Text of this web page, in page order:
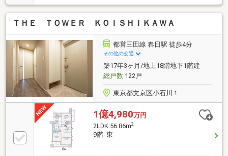
ＴＨＥ ＴＯＷＥＲ ＫＯＩＳＨＩＫＡＷＡ
都営三田線 春日駅 徒歩4分
その他の交通
築17年3ヶ月/地上18階地下1階建
総戸数122戸
東京都文京区小石川１
1億4,980万円
2LDK 56.86m2
9階 東